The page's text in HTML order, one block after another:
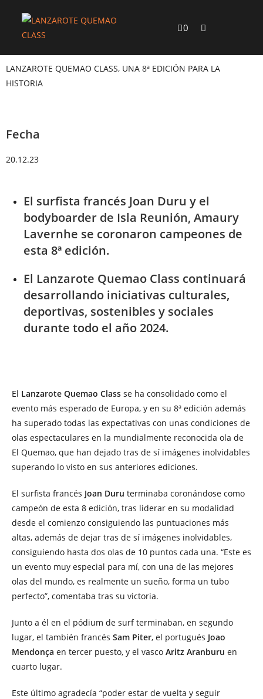
0
LANZAROTE QUEMAO CLASS, UNA 8ª EDICIÓN PARA LA
HISTORIA
Fecha
20.12.23
El surfista francés Joan Duru y el
bodyboarder de Isla Reunión, Amaury
Lavernhe se coronaron campeones de
esta 8ª edición.
El Lanzarote Quemao Class continuará
desarrollando iniciativas culturales,
deportivas, sostenibles y sociales
durante todo el año 2024.
El Lanzarote Quemao Class se ha consolidado como el
evento más esperado de Europa, y en su 8ª edición además
ha superado todas las expectativas con unas condiciones de
olas espectaculares en la mundialmente reconocida ola de
El Quemao, que han dejado tras de sí imágenes inolvidables
superando lo visto en sus anteriores ediciones.
El surfista francés Joan Duru terminaba coronándose como
campeón de esta 8 edición, tras liderar en su modalidad
desde el comienzo consiguiendo las puntuaciones más
altas, además de dejar tras de sí imágenes inolvidables,
consiguiendo hasta dos olas de 10 puntos cada una. “Este es
un evento muy especial para mí, con una de las mejores
olas del mundo, es realmente un sueño, forma un tubo
perfecto”, comentaba tras su victoria.
Junto a él en el pódium de surf terminaban, en segundo
lugar, el también francés Sam Piter, el portugués Joao
Mendonça en tercer puesto, y el vasco Aritz Aranburu en
cuarto lugar.
Este último agradecía “poder estar de vuelta y seguir